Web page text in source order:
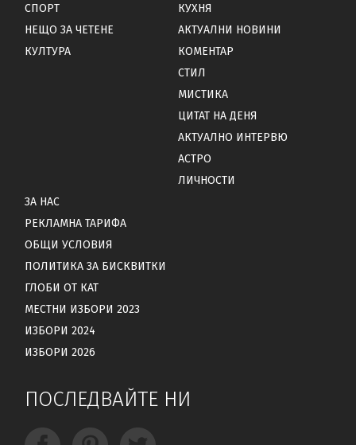
СПОРТ
НЕЩО ЗА ЧЕТЕНЕ
КУЛТУРА
КУХНЯ
АКТУАЛНИ НОВИНИ
КОМЕНТАР
СТИЛ
МИСТИКА
ЦИТАТ НА ДЕНЯ
АКТУАЛНО ИНТЕРВЮ
АСТРО
ЛИЧНОСТИ
ЗА НАС
РЕКЛАМНА ТАРИФА
ОБЩИ УСЛОВИЯ
ПОЛИТИКА ЗА БИСКВИТКИ
ГЛОБИ ОТ КАТ
МЕСТНИ ИЗБОРИ 2023
ИЗБОРИ 2024
ИЗБОРИ 2026
ПОСЛЕДВАЙТЕ НИ